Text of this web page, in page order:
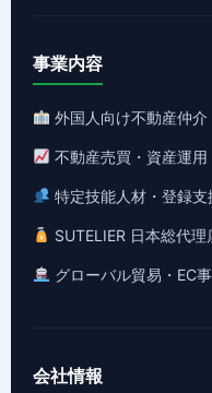
事業内容
外国人向け不動産仲介
不動産売買・資産運用
特定技能人材・登録支
SUTELIER 日本総代理
グローバル貿易・EC
会社情報